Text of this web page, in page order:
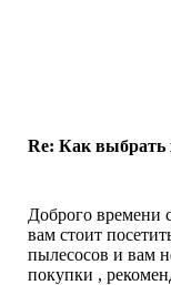
Re: Как выбрать
Доброго времени
вам стоит
пылесосов и вам
покупки ,